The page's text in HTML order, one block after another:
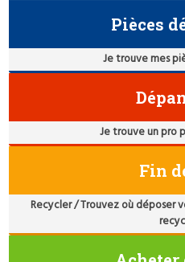
Pièces
Je trouve mes
Je trouve un pro
Fin
Recycler / Trouvez où